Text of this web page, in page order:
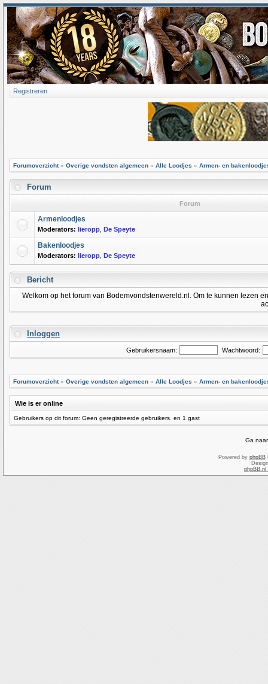
Registreren
Forumoverzicht» Overige vondsten algemeen » Alle Loodjes » Armen- en
Forum
Forum
Armenloodjes
Moderators: lieropp De Speyte
Bakenloodjes
Moderators: lieropp De Speyte
Bericht
Welkom op het forum van Bodemvondstenwereld.nl. Om te kunnen lezen
Inloggen
Gebruikersnaam: Wachtwoord:
Forumoverzicht» Overige vondsten algemeen » Alle Loodjes » Armen- en
Wie is er online
Gebruikers op dit forum: Geen geregistreerde gebruikers. en 1 gast
Ga
Powered by phpBB
phpBB.nl